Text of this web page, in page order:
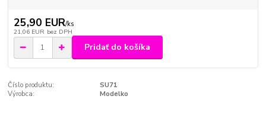
25,90 EUR/ks
21,06 EUR bez DPH
Pridať do košíka
Číslo produktu:
SU71
Výrobca:
Modelko